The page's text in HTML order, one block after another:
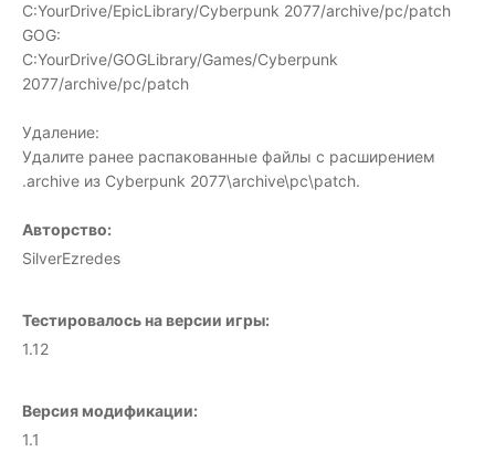
C:YourDrive/EpicLibrary/Cyberpunk 2077/archive/pc/patch
GOG:
C:YourDrive/GOGLibrary/Games/Cyberpunk
2077/archive/pc/patch
Удаление:
Удалите ранее распакованные файлы с расширением
.archive из Cyberpunk 2077\archive\pc\patch.
Авторство:
SilverEzredes
Тестировалось на версии игры:
1.12
Версия модификации:
1.1